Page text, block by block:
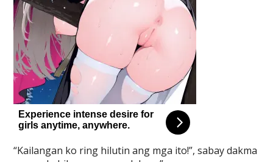
“Kailangan ko ring hilutin ang mga ito!”, sabay dakma